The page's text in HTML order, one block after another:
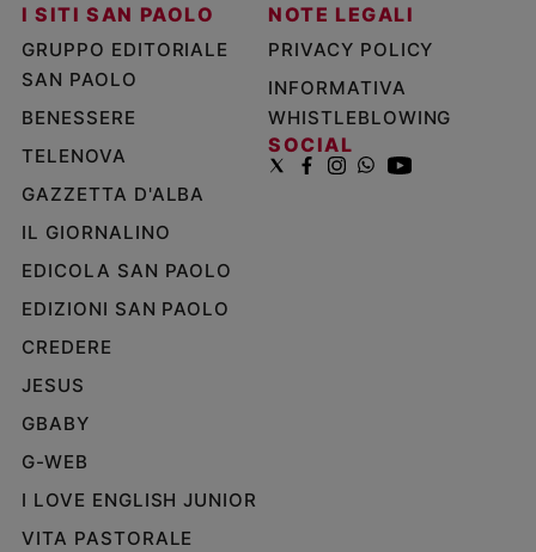
I SITI SAN PAOLO
GRUPPO EDITORIALE
SAN PAOLO
BENESSERE
TELENOVA
GAZZETTA D'ALBA
IL GIORNALINO
EDICOLA SAN PAOLO
EDIZIONI SAN PAOLO
CREDERE
JESUS
GBABY
G-WEB
I LOVE ENGLISH JUNIOR
VITA PASTORALE
NOTE LEGALI
PRIVACY POLICY
INFORMATIVA
WHISTLEBLOWING
SOCIAL